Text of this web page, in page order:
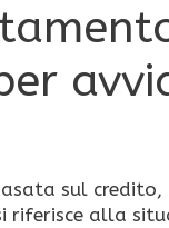
sul
riferisce alla